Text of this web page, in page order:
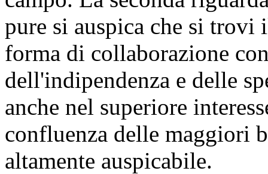
pure si auspica che si trovi
forma di collaborazione
dell'indipendenza e delle
anche nel superiore
confluenza delle maggiori
altamente auspicabile.